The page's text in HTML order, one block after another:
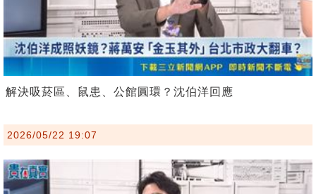
解決吸菸區、鼠患、公館圓環？沈伯洋回應
2026/05/22 19:07